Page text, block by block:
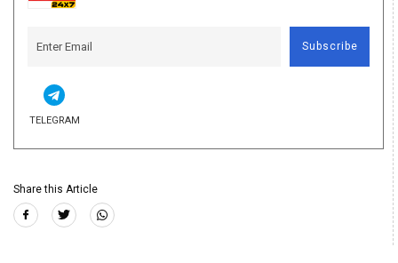
Subscribe
TELEGRAM
Share this Article